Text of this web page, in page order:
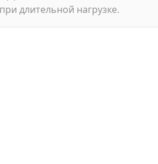
при длительной нагрузке.